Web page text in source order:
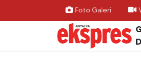
Foto Galeri
ÖZEL HABER
Nöbetçi Eczaneler